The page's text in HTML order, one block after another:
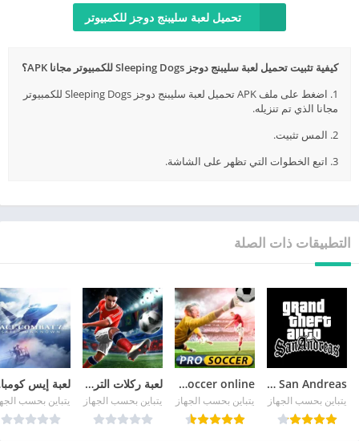
تحميل لعبة سليبنج دوجز للكمبيوتر
كيفية تثبيت تحميل لعبة سليبنج دوجز Sleeping Dogs للكمبيوتر مجانا APK؟
1. اضغط على ملف APK تحميل لعبة سليبنج دوجز Sleeping Dogs للكمبيوتر
مجانا الذي تم تنزيله.
2. المس تثبيت.
3. اتبع الخطوات التي تظهر على الشاشة.
التطبيقات ذات الصلة
GTA San Andreas
يتباين بحسب الجهاز
pro soccer online مهكرة
يتباين بحسب الجهاز
لعبة ركلات الترجيح
يتباين بحسب الجهاز يتباين بحسب